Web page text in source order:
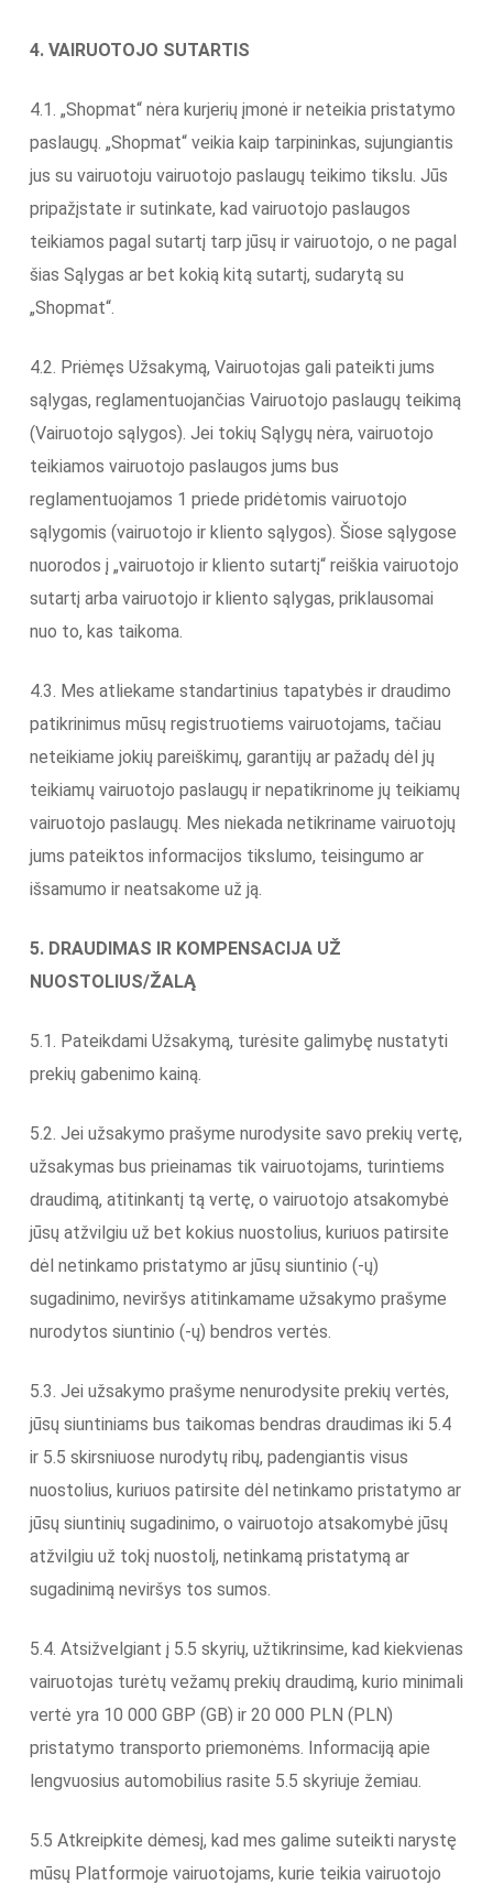
4. VAIRUOTOJO SUTARTIS
4.1. „Shopmat“ nėra kurjerių įmonė ir neteikia pristatymo
paslaugų. „Shopmat“ veikia kaip tarpininkas, sujungiantis
jus su vairuotoju vairuotojo paslaugų teikimo tikslu. Jūs
pripažįstate ir sutinkate, kad vairuotojo paslaugos
teikiamos pagal sutartį tarp jūsų ir vairuotojo, o ne pagal
šias Sąlygas ar bet kokią kitą sutartį, sudarytą su
„Shopmat“.
4.2. Priėmęs Užsakymą, Vairuotojas gali pateikti jums
sąlygas, reglamentuojančias Vairuotojo paslaugų teikimą
(Vairuotojo sąlygos). Jei tokių Sąlygų nėra, vairuotojo
teikiamos vairuotojo paslaugos jums bus
reglamentuojamos 1 priede pridėtomis vairuotojo
sąlygomis (vairuotojo ir kliento sąlygos). Šiose sąlygose
nuorodos į „vairuotojo ir kliento sutartį“ reiškia vairuotojo
sutartį arba vairuotojo ir kliento sąlygas, priklausomai
nuo to, kas taikoma.
4.3. Mes atliekame standartinius tapatybės ir draudimo
patikrinimus mūsų registruotiems vairuotojams, tačiau
neteikiame jokių pareiškimų, garantijų ar pažadų dėl jų
teikiamų vairuotojo paslaugų ir nepatikrinome jų teikiamų
vairuotojo paslaugų. Mes niekada netikriname vairuotojų
jums pateiktos informacijos tikslumo, teisingumo ar
išsamumo ir neatsakome už ją.
5. DRAUDIMAS IR KOMPENSACIJA UŽ
NUOSTOLIUS/ŽALĄ
5.1. Pateikdami Užsakymą, turėsite galimybę nustatyti
prekių gabenimo kainą.
5.2. Jei užsakymo prašyme nurodysite savo prekių vertę,
užsakymas bus prieinamas tik vairuotojams, turintiems
draudimą, atitinkantį tą vertę, o vairuotojo atsakomybė
jūsų atžvilgiu už bet kokius nuostolius, kuriuos patirsite
dėl netinkamo pristatymo ar jūsų siuntinio (-ų)
sugadinimo, neviršys atitinkamame užsakymo prašyme
nurodytos siuntinio (-ų) bendros vertės.
5.3. Jei užsakymo prašyme nenurodysite prekių vertės,
jūsų siuntiniams bus taikomas bendras draudimas iki 5.4
ir 5.5 skirsniuose nurodytų ribų, padengiantis visus
nuostolius, kuriuos patirsite dėl netinkamo pristatymo ar
jūsų siuntinių sugadinimo, o vairuotojo atsakomybė jūsų
atžvilgiu už tokį nuostolį, netinkamą pristatymą ar
sugadinimą neviršys tos sumos.
5.4. Atsižvelgiant į 5.5 skyrių, užtikrinsime, kad kiekvienas
vairuotojas turėtų vežamų prekių draudimą, kurio minimali
vertė yra 10 000 GBP (GB) ir 20 000 PLN (PLN)
pristatymo transporto priemonėms. Informaciją apie
lengvuosius automobilius rasite 5.5 skyriuje žemiau.
5.5 Atkreipkite dėmesį, kad mes galime suteikti narystę
mūsų Platformoje vairuotojams, kurie teikia vairuotojo